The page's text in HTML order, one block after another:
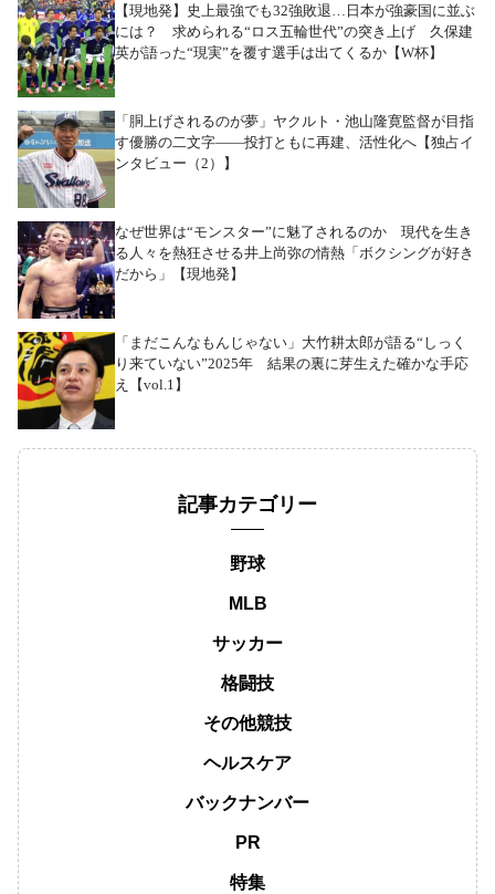
【現地発】史上最強でも32強敗退…日本が強豪国に並ぶ
には？ 求められる“ロス五輪世代”の突き上げ 久保建
英が語った“現実”を覆す選手は出てくるか【W杯】
「胴上げされるのが夢」ヤクルト・池山隆寛監督が目指
す優勝の二文字――投打ともに再建、活性化へ【独占イ
ンタビュー（2）】
なぜ世界は“モンスター”に魅了されるのか 現代を生き
る人々を熱狂させる井上尚弥の情熱「ボクシングが好き
だから」【現地発】
「まだこんなもんじゃない」大竹耕太郎が語る“しっく
り来ていない”2025年 結果の裏に芽生えた確かな手応
え【vol.1】
記事カテゴリー
野球
MLB
サッカー
格闘技
その他競技
ヘルスケア
バックナンバー
PR
特集